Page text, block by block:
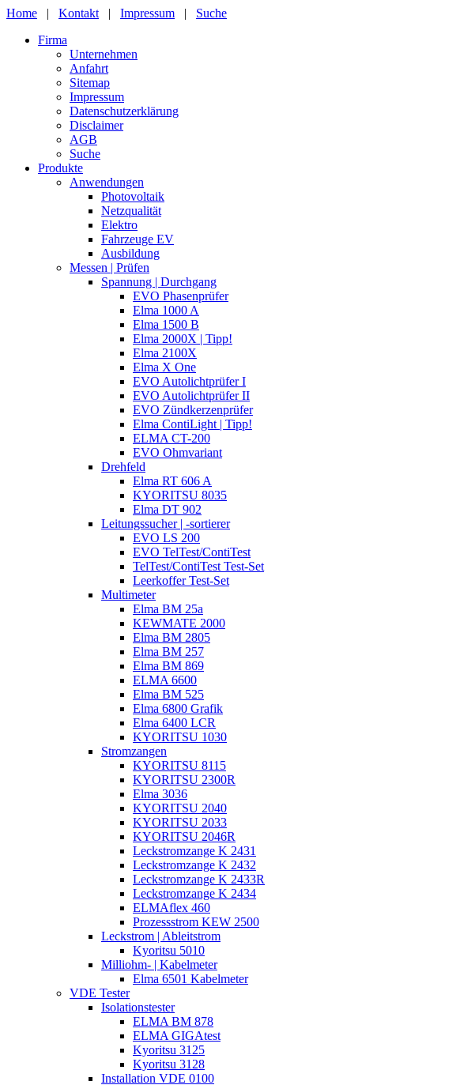
Home | Kontakt | Impressum | Suche
Firma
Unternehmen
Anfahrt
Sitemap
Impressum
Datenschutzerklärung
Disclaimer
AGB
Suche
Produkte
Anwendungen
Photovoltaik
Netzqualität
Elektro
Fahrzeuge EV
Ausbildung
Messen | Prüfen
Spannung | Durchgang
EVO Phasenprüfer
Elma 1000 A
Elma 1500 B
Elma 2000X | Tipp!
Elma 2100X
Elma X One
EVO Autolichtprüfer I
EVO Autolichtprüfer II
EVO Zündkerzenprüfer
Elma ContiLight | Tipp!
ELMA CT-200
EVO Ohmvariant
Drehfeld
Elma RT 606 A
KYORITSU 8035
Elma DT 902
Leitungssucher | -sortierer
EVO LS 200
EVO TelTest/ContiTest
TelTest/ContiTest Test-Set
Leerkoffer Test-Set
Multimeter
Elma BM 25a
KEWMATE 2000
Elma BM 2805
Elma BM 257
Elma BM 869
ELMA 6600
Elma BM 525
Elma 6800 Grafik
Elma 6400 LCR
KYORITSU 1030
Stromzangen
KYORITSU 8115
KYORITSU 2300R
Elma 3036
KYORITSU 2040
KYORITSU 2033
KYORITSU 2046R
Leckstromzange K 2431
Leckstromzange K 2432
Leckstromzange K 2433R
Leckstromzange K 2434
ELMAflex 460
Prozessstrom KEW 2500
Leckstrom | Ableitstrom
Kyoritsu 5010
Milliohm- | Kabelmeter
Elma 6501 Kabelmeter
VDE Tester
Isolationstester
ELMA BM 878
ELMA GIGAtest
Kyoritsu 3125
Kyoritsu 3128
Installation VDE 0100